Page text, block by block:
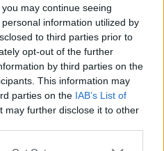
may continue seeing
information utilized by
to third parties prior to
opt-out of the further
by third parties on the
This information may
parties on the IAB’s List of
may further disclose it to other
Obecnice, ten budou moderovat
naši redaktoři